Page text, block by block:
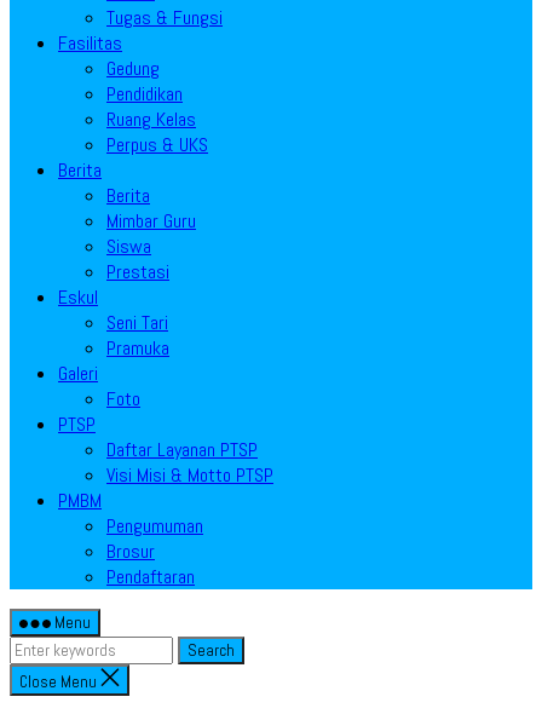
Tugas & Fungsi
Fasilitas
Gedung
Pendidikan
Ruang Kelas
Perpus & UKS
Berita
Berita
Mimbar Guru
Siswa
Prestasi
Eskul
Seni Tari
Pramuka
Galeri
Foto
PTSP
Daftar Layanan PTSP
Visi Misi & Motto PTSP
PMBM
Pengumuman
Brosur
Pendaftaran
Menu
Search
Close Menu